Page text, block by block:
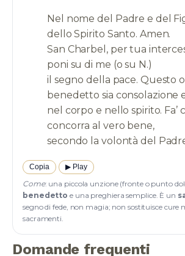
Nel nome del Padre e del
dello Spirito Santo. Amen.
San Charbel, per tua
poni su di me (o su N.)
il segno della pace. Questo
benedetto sia consolazione
nel corpo e nello spirito. Fa’
concorra al vero bene,
Copia ▶︎ Play
Come: una piccola unzione (fronte o punto
benedetto e una preghiera semplice. È un
segno di fede, non magia; non sostituisce cure
sacramenti.
Domande frequenti